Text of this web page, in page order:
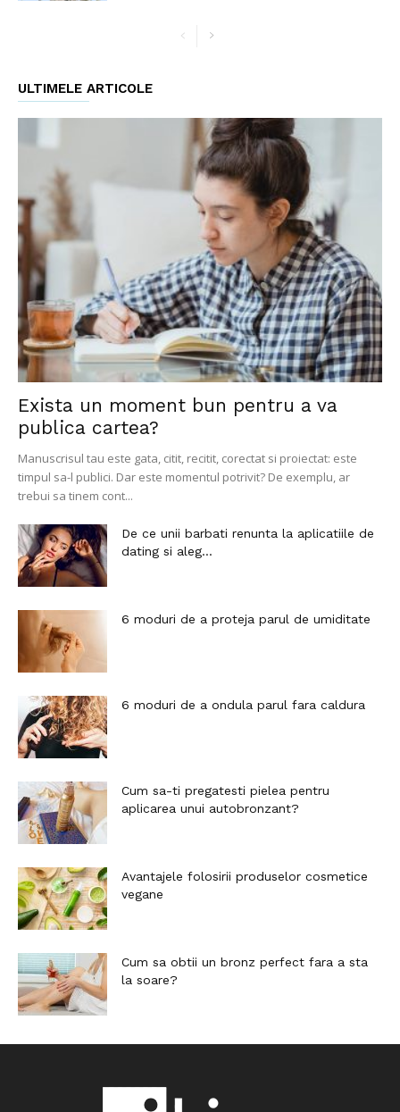
ULTIMELE ARTICOLE
Exista un moment bun pentru a va
publica cartea?
Manuscrisul tau este gata, citit, recitit, corectat si proiectat: este
timpul sa-l publici. Dar este momentul potrivit? De exemplu, ar
trebui sa tinem cont...
De ce unii barbati renunta la aplicatiile de
dating si aleg...
6 moduri de a proteja parul de umiditate
6 moduri de a ondula parul fara caldura
Cum sa-ti pregatesti pielea pentru
aplicarea unui autobronzant?
Avantajele folosirii produselor cosmetice
vegane
Cum sa obtii un bronz perfect fara a sta
la soare?